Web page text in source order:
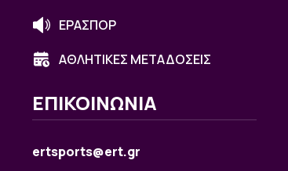
ΕΡΑΣΠΟΡ
ΑΘΛΗΤΙΚΕΣ ΜΕΤΑΔΟΣΕΙΣ
ΕΠΙΚΟΙΝΩΝΙΑ
ertsports@ert.gr